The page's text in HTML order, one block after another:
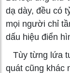
dạ dày, đều có
mọi người chỉ
dấu hiệu điển
Tùy từng lứa
quát cũng khác